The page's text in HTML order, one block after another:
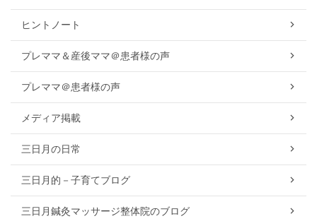
ヒントノート
プレママ＆産後ママ＠患者様の声
プレママ＠患者様の声
メディア掲載
三日月の日常
三日月的－子育てブログ
三日月鍼灸マッサージ整体院のブログ